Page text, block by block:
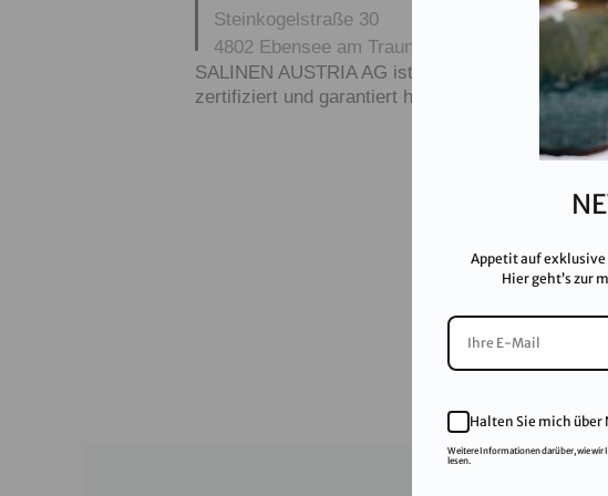
Steinkogelstraße 30
4802 Ebensee am Traunsee
SALINEN AUSTRIA AG ist nach GMP, IFS, QS,
zertifiziert und garantiert höchste
Appetit auf
Hier geht’s zur
Halten Sie mich über
Weitere Informationen darüber, wie
lesen.